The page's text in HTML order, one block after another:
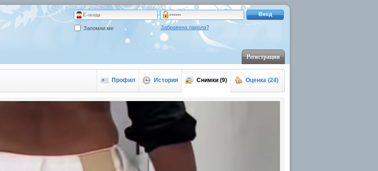
Регистрация
Вход
Запомни ме Забравена парола?
Профил История Снимки (9) Оценка (24)